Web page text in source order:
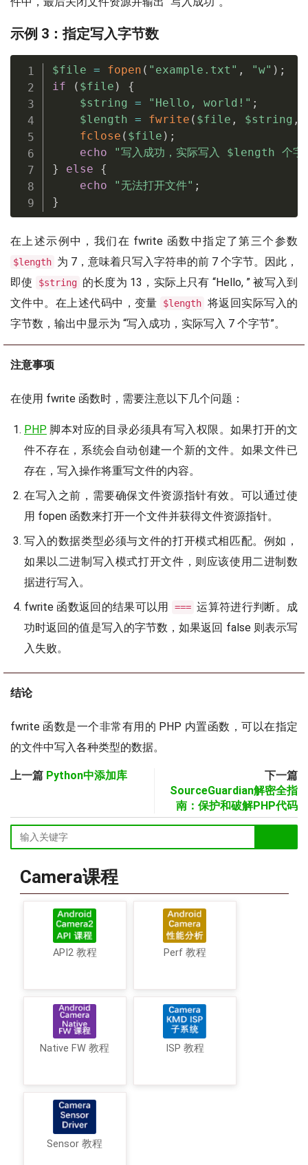
示例 3：指定写入字节数
$file = fopen ( "example.txt" , "w" ) ;
if
( $file )
{
$string
= "Hello, world!" ;
$length = fwrite ( $file , $string ,
fclose ( $file ) ;
echo
"写入成功，实际写入 $length 个字
}
else
{
echo
"无法打开文件" ;
}
在上述示例中，我们在 fwrite 函数中指定了第三个参数
$length 为 7，意味着只写入字符串的前 7 个字节。因此，
即使
$string 的长度为 13，实际上只有 “Hello, ” 被写入到
文件中。在上述代码中，变量
$length 将返回实际写入的
字节数，输出中显示为 “写入成功，实际写入 7 个字节”。
注意事项
在使用 fwrite 函数时，需要注意以下几个问题：
PHP 脚本对应的目录必须具有写入权限。如果打开的文
件不存在，系统会自动创建一个新的文件。如果文件已
存在，写入操作将重写文件的内容。
在写入之前，需要确保文件资源指针有效。可以通过使
用 fopen 函数来打开一个文件并获得文件资源指针。
写入的数据类型必须与文件的打开模式相匹配。例如，
如果以二进制写入模式打开文件，则应该使用二进制数
据进行写入。
fwrite 函数返回的结果可以用
=== 运算符进行判断。成
功时返回的值是写入的字节数，如果返回 false 则表示写
入失败。
结论
fwrite 函数是一个非常有用的 PHP 内置函数，可以在指定
的文件中写入各种类型的数据。
上一篇 Python中添加库
下一篇
SourceGuardian解密全指
南：保护和破解PHP代码
Camera课程
API2 教程 Perf 教程
Native FW 教程 ISP 教程
Sensor 教程